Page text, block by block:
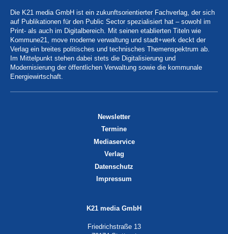
Die K21 media GmbH ist ein zukunftsorientierter Fachverlag, der sich
auf Publikationen für den Public Sector spezialisiert hat – sowohl im
Print- als auch im Digitalbereich. Mit seinen etablierten Titeln wie
Kommune21, move moderne verwaltung und stadt+werk deckt der
Verlag ein breites politisches und technisches Themenspektrum ab.
Im Mittelpunkt stehen dabei stets die Digitalisierung und
Modernisierung der öffentlichen Verwaltung sowie die kommunale
Energiewirtschaft.
Newsletter
Termine
Mediaservice
Verlag
Datenschutz
Impressum
K21 media GmbH
Friedrichstraße 13